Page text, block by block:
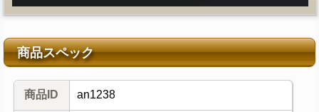
商品スペック
商品ID an1238